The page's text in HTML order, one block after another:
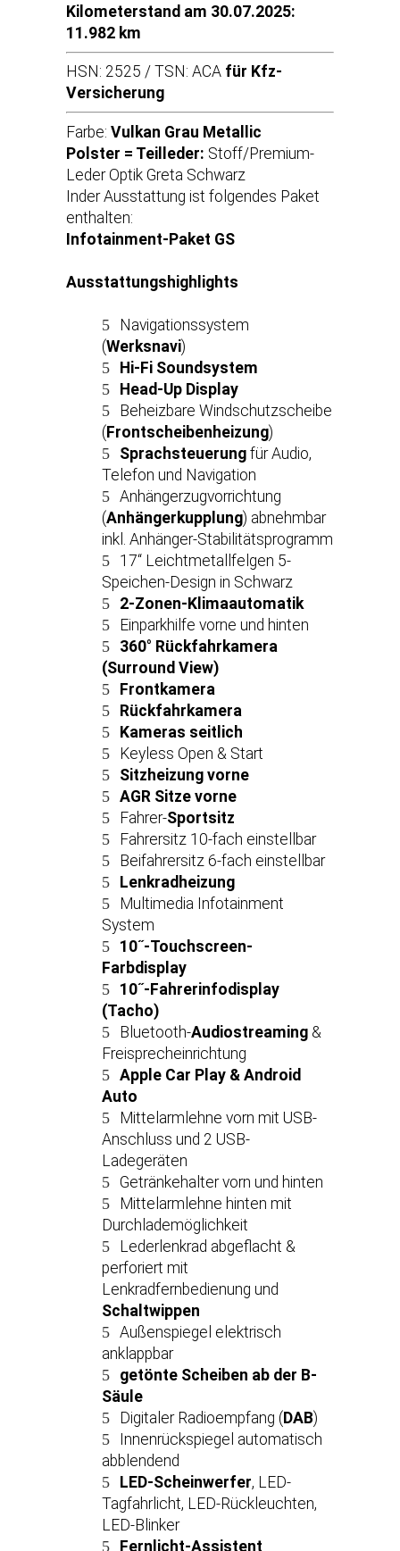
Kilometerstand am 30.07.2025:
11.982 km
HSN: 2525 / TSN: ACA für Kfz-
Versicherung
Farbe: Vulkan Grau Metallic
Polster = Teilleder: Stoff/Premium-
Leder Optik Greta Schwarz
Inder Ausstattung ist folgendes Paket
enthalten:
Infotainment-Paket GS
Ausstattungshighlights
Navigationssystem
(Werksnavi)
Hi-Fi Soundsystem
Head-Up Display
Beheizbare Windschutzscheibe
(Frontscheibenheizung)
Sprachsteuerung für Audio,
Telefon und Navigation
Anhängerzugvorrichtung
(Anhängerkupplung) abnehmbar
inkl. Anhänger-Stabilitätsprogramm
17“ Leichtmetallfelgen 5-
Speichen-Design in Schwarz
2-Zonen-Klimaautomatik
Einparkhilfe vorne und hinten
360° Rückfahrkamera
(Surround View)
Frontkamera
Rückfahrkamera
Kameras seitlich
Keyless Open & Start
Sitzheizung vorne
AGR Sitze vorne
Fahrer-Sportsitz
Fahrersitz 10-fach einstellbar
Beifahrersitz 6-fach einstellbar
Lenkradheizung
Multimedia Infotainment
System
10˝-Touchscreen-
Farbdisplay
10˝-Fahrerinfodisplay
(Tacho)
Bluetooth-Audiostreaming &
Freisprecheinrichtung
Apple Car Play & Android
Auto
Mittelarmlehne vorn mit USB-
Anschluss und 2 USB-
Ladegeräten
Getränkehalter vorn und hinten
Mittelarmlehne hinten mit
Durchlademöglichkeit
Lederlenkrad abgeflacht &
perforiert mit
Lenkradfernbedienung und
Schaltwippen
Außenspiegel elektrisch
anklappbar
getönte Scheiben ab der B-
Säule
Digitaler Radioempfang (DAB)
Innenrückspiegel automatisch
abblendend
LED-Scheinwerfer, LED-
Tagfahrlicht, LED-Rückleuchten,
LED-Blinker
Fernlicht-Assistent